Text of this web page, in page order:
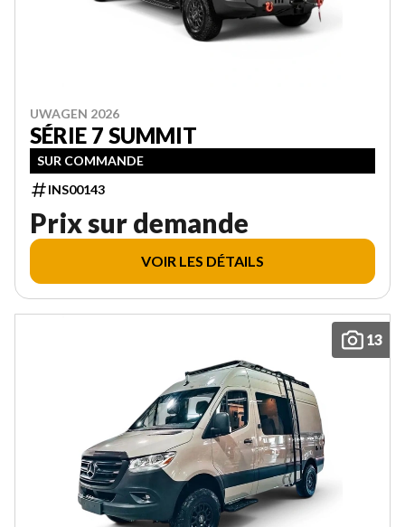
UWAGEN 2026
SÉRIE 7 SUMMIT
SUR COMMANDE
INS00143
Prix sur demande
VOIR LES DÉTAILS
13